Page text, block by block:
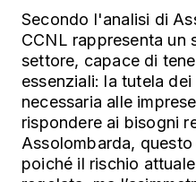
Secondo l'analisi di
CCNL rappresenta un
settore, capace di
essenziali: la tutela
necessaria alle
rispondere ai bisogni
Assolombarda,
poiché il rischio